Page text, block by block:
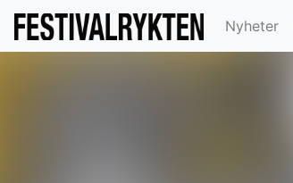
Nyheter